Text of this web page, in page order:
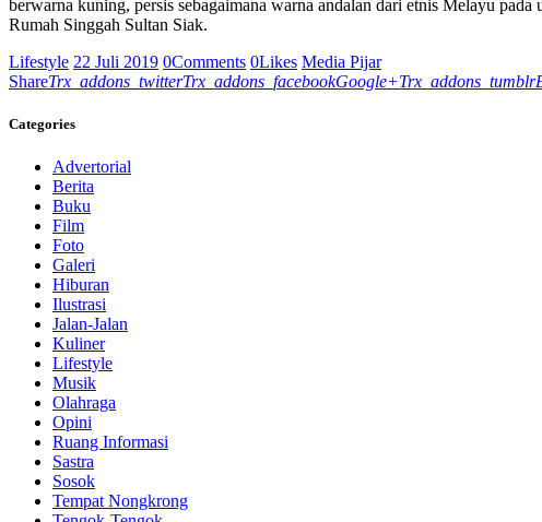
berwarna kuning, persis sebagaimana warna andalan dari etnis Melayu
Rumah Singgah Sultan Siak.
Lifestyle 22 Juli 2019 0Comments 0Likes Media Pijar
ShareTrx_addons_twitterTrx_addons_facebookGoogle+Trx_addons_tumblr
Categories
Advertorial
Berita
Buku
Film
Foto
Galeri
Hiburan
Ilustrasi
Jalan-Jalan
Kuliner
Lifestyle
Musik
Olahraga
Opini
Ruang Informasi
Sastra
Sosok
Tempat Nongkrong